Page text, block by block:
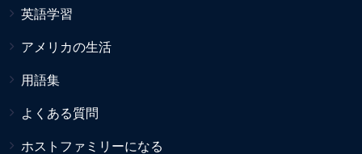
英語学習
アメリカの生活
用語集
よくある質問
ホストファミリーになる